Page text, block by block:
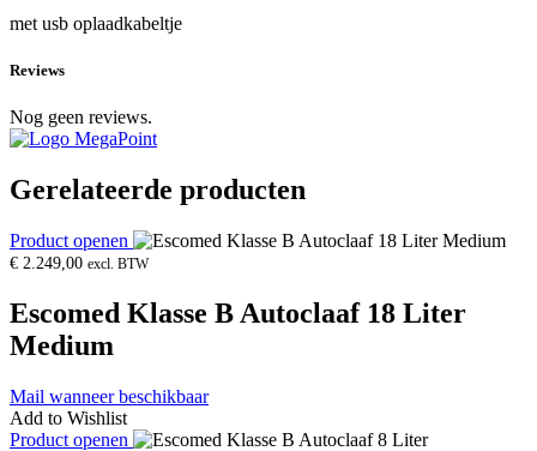
met usb oplaadkabeltje
Reviews
Nog geen reviews.
Gerelateerde producten
Product openen
€ 2.249,00 excl. BTW
Escomed Klasse B Autoclaaf 18 Liter
Medium
Mail wanneer beschikbaar
Add to Wishlist
Product openen